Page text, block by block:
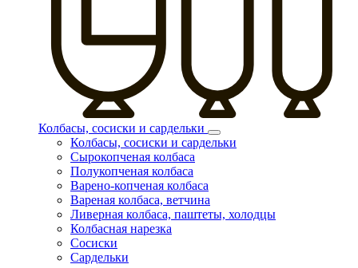
Колбасы, сосиски и сардельки
Колбасы, сосиски и сардельки
Сырокопченая колбаса
Полукопченая колбаса
Варено-копченая колбаса
Вареная колбаса, ветчина
Ливерная колбаса, паштеты, холодцы
Колбасная нарезка
Сосиски
Сардельки